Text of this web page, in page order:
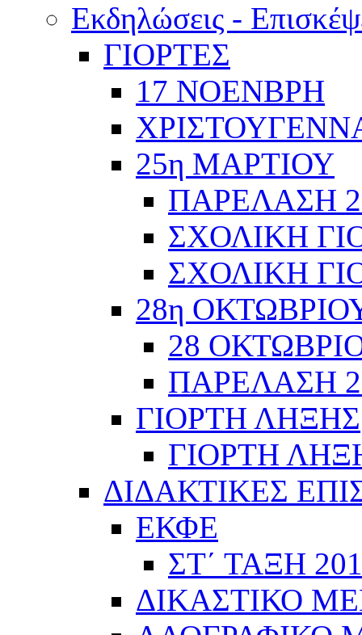
Εκδηλώσεις -
ΓΙΟΡΤΕΣ
17 ΝΟΕΝΒΡΗ
25η ΜΑΡΤΙΟΥ
ΠΑΡΕΛΑΣΗ
ΣΧΟΛΙΚΗ
ΣΧΟΛΙΚΗ
28η
28
ΠΑΡΕΛΑΣΗ
ΓΙΟΡΤΗ ΛΗΞΗΣ
ΓΙΟΡΤΗ
ΔΙΔΑΚΤΙΚΕΣ
ΕΚΦΕ
ΣΤ΄ ΤΑΞΗ
ΔΙΚΑΣΤΙΚΟ